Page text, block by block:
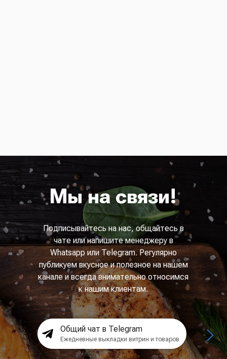
Мы на связи!
Подписывайтесь на нас, общайтесь в
чате или напишите менеджеру в
Whatsapp или Telegram. Регулярно
публикуем вкусное и полезное на нашем
канале и всегда внимательно относимся
к нашим клиентам.
Общий чат в Telegram
Ежедневные выкладки витрин и товаров